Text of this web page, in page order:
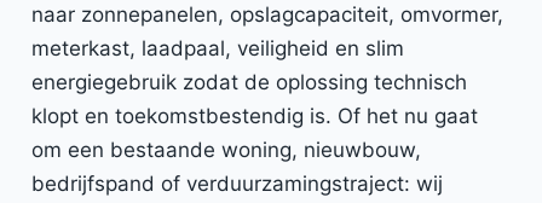
naar zonnepanelen, opslagcapaciteit, omvormer,
meterkast, laadpaal, veiligheid en slim
energiegebruik zodat de oplossing technisch
klopt en toekomstbestendig is. Of het nu gaat
om een bestaande woning, nieuwbouw,
bedrijfspand of verduurzamingstraject: wij